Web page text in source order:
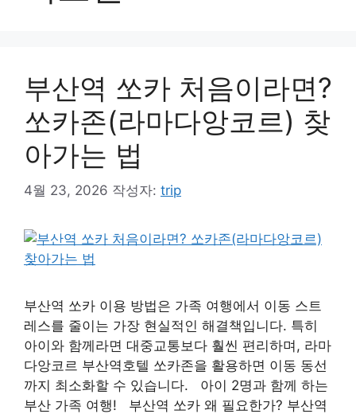
부산역 쏘카 처음이라면?
쏘카존(라마다앙코르) 찾
아가는 법
4월 23, 2026 작성자: trip
부산역 쏘카 이용 방법은 가족 여행에서 이동 스트
레스를 줄이는 가장 현실적인 해결책입니다. 특히
아이와 함께라면 대중교통보다 훨씬 편리하며, 라마
다앙코르 부산역호텔 쏘카존을 활용하면 이동 동선
까지 최소화할 수 있습니다. 아이 2명과 함께 하는
부산 가족 여행! 부산역 쏘카 왜 필요한가? 부산역